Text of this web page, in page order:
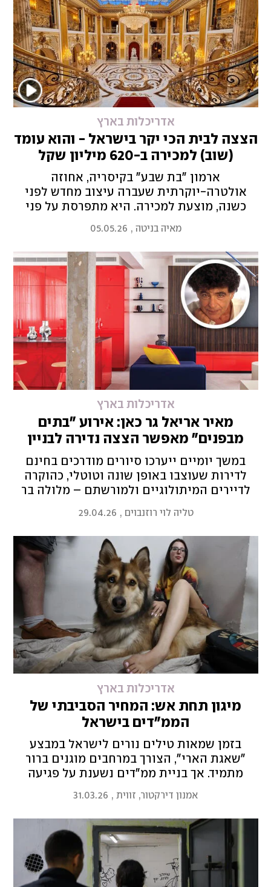
אדריכלות בארץ
הצצה לבית הכי יקר בישראל - והוא עומד
(שוב) למכירה ב-620 מיליון שקל
ארמון "בת שבע" בקיסריה, אחוזה
אולטרה-יוקרתית שעברה עיצוב מחדש לפני
כשנה, מוצעת למכירה. היא מתפרסת על פני
ופאר נוצץ שנדיר לראות בארץ
מאיה בניטה ,
05.05.26
אדריכלות בארץ
מאיר אריאל גר כאן: אירוע "בתים
מבפנים" מאפשר הצצה נדירה לבניין
האייקוני בת"א
במשך יומיים ייערכו סיורים מודרכים בחינם
לדירות שעוצבו באופן שונה וטוטלי, כהוקרה
לדיירים המיתולוגיים ולמורשתם – מלולה בר
המפוארות בבניין הבאוהאוס ליד הים לאחר
שנים של עבודות שימור
טליה לוי רוזנבוים ,
29.04.26
אדריכלות בארץ
מיגון תחת אש: המחיר הסביבתי של
הממ"דים בישראל
בזמן שמאות טילים נורים לישראל במבצע
"שאגת הארי", הצורך במרחבים מוגנים ברור
מתמיד. אך בניית ממ"דים נשענת על פגיעה
מגנים על האזרחים בלי להעמיק את משבר
האקלים?
אמנון דירקטור, זווית,
31.03.26